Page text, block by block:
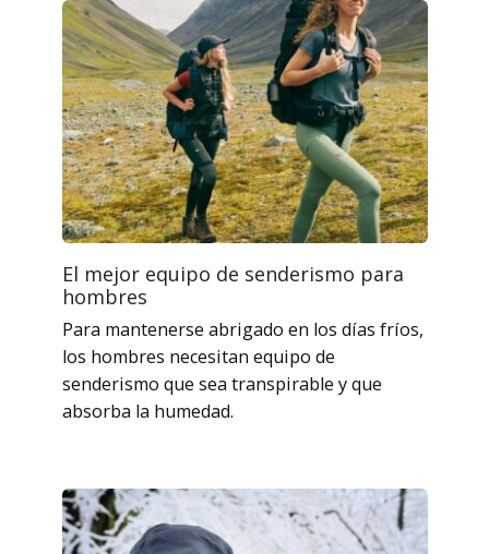
El mejor equipo de senderismo para
hombres
Para mantenerse abrigado en los días fríos,
los hombres necesitan equipo de
senderismo que sea transpirable y que
absorba la humedad.